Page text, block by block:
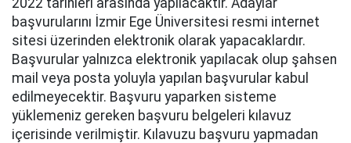
2022 tarihleri arasında yapılacaktır. Adaylar
başvurularını İzmir Ege Üniversitesi resmi internet
sitesi üzerinden elektronik olarak yapacaklardır.
Başvurular yalnızca elektronik yapılacak olup şahsen
mail veya posta yoluyla yapılan başvurular kabul
edilmeyecektir. Başvuru yaparken sisteme
yüklemeniz gereken başvuru belgeleri kılavuz
içerisinde verilmiştir. Kılavuzu başvuru yapmadan